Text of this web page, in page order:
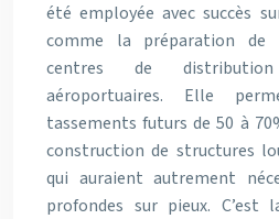
été employée avec succès
comme la préparation de
centres de
aéroportuaires. Elle
tassements futurs de 50 à
construction de structures
qui auraient autrement
profondes sur pieux. C’est